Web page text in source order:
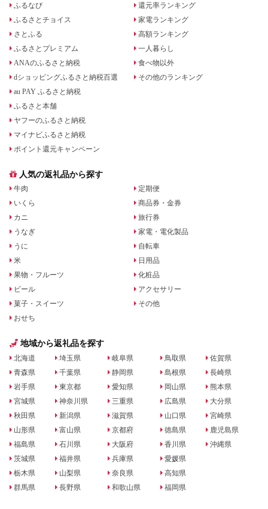
ふるなび
ふるさとチョイス
さとふる
ふるさとプレミアム
ANAのふるさと納税
dショッピングふるさと納税百選
au PAY ふるさと納税
ふるさと本舗
ヤフーのふるさと納税
マイナビふるさと納税
ポイント還元キャンペーン
還元率ランキング
家電ランキング
高額ランキング
一人暮らし
食べ物以外
その他のランキング
人気の返礼品から探す
牛肉
いくら
カニ
うなぎ
うに
米
果物・フルーツ
ビール
菓子・スイーツ
おせち
定期便
商品券・金券
旅行券
家電・電化製品
自転車
日用品
化粧品
アクセサリー
その他
地域から返礼品を探す
北海道
青森県
岩手県
宮城県
秋田県
山形県
福島県
茨城県
栃木県
群馬県
埼玉県
千葉県
東京都
神奈川県
新潟県
富山県
石川県
福井県
山梨県
長野県
岐阜県
静岡県
愛知県
三重県
滋賀県
京都府
大阪府
兵庫県
奈良県
和歌山県
鳥取県
島根県
岡山県
広島県
山口県
徳島県
香川県
愛媛県
高知県
福岡県
佐賀県
長崎県
熊本県
大分県
宮崎県
鹿児島県
沖縄県